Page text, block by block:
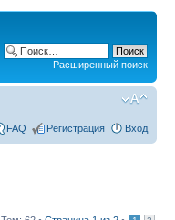
Расширенный поиск
FAQ Регистрация Вход